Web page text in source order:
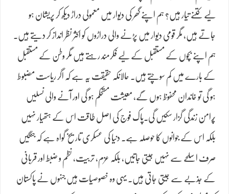
لیے کتنے تیار ہیں؟ ہم اپنے گھر کی دیوار میں معمولی دراڑ دیکھ کر پریشان ہو
جاتے ہیں، مگر قومی دیوار میں پڑنے والی دراڑوں کو اکثر نظر انداز کر دیتے ہیں۔
ہم اپنے بچوں کے مستقبل کے لیے فکرمند رہتے ہیں مگر وطن کے مستقبل
کے بارے میں کم سوچتے ہیں۔ حالانکہ حقیقت یہ ہے کہ اگر ریاست مضبوط
ہو گی تو خاندان محفوظ ہوں گے، معیشت مستحکم ہو گی اور آنے والی نسلیں
پُرامن زندگی گزار سکیں گی۔پاک فوج کی اصل طاقت اس کے ہتھیار نہیں
بلکہ اس کے جوانوں کا حوصلہ ہے۔ دنیا کی عسکری تاریخ گواہ ہے کہ جنگیں
صرف اسلحے سے نہیں جیتی جاتیں، بلکہ عزم، تربیت، نظم و ضبط اور قربانی
کے جذبے سے جیتی جاتی ہیں۔ یہی وہ خصوصیات ہیں جنہوں نے پاکستان